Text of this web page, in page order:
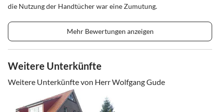
die Nutzung der Handtücher war eine Zumutung.
Mehr Bewertungen anzeigen
Weitere Unterkünfte
Weitere Unterkünfte von Herr Wolfgang Gude